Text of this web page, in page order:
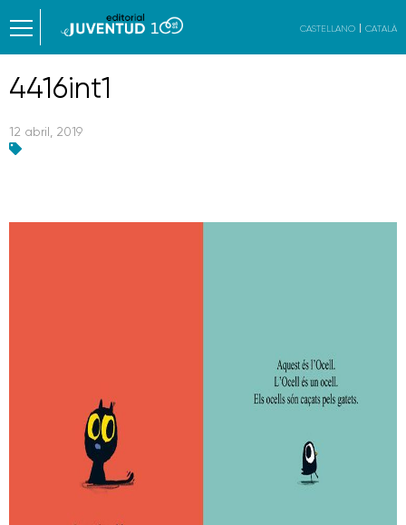
CASTELLANO CATALÀ
4416int1
12 abril, 2019